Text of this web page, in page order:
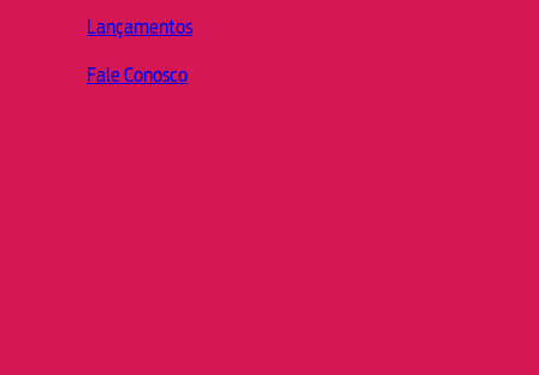
Lançamentos
Fale Conosco